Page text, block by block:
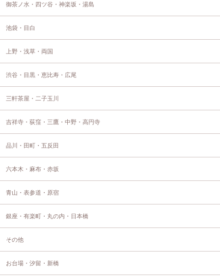
御茶ノ水・四ツ谷・神楽坂・湯島
池袋・目白
上野・浅草・両国
渋谷・目黒・恵比寿・広尾
三軒茶屋・二子玉川
吉祥寺・荻窪・三鷹・中野・高円寺
品川・田町・五反田
六本木・麻布・赤坂
青山・表参道・原宿
銀座・有楽町・丸の内・日本橋
その他
お台場・汐留・新橋